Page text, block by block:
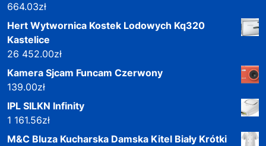
664.03zł
Hert Wytwornica Kostek Lodowych Kq320
Kastelice
26 452.00zł
Kamera Sjcam Funcam Czerwony
139.00zł
IPL SILKN Infinity
1 161.56zł
M&C Bluza Kucharska Damska Kitel Biały Krótki